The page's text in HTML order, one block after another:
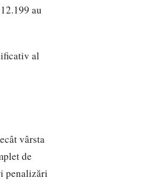
au
al
vârsta
de
penalizări